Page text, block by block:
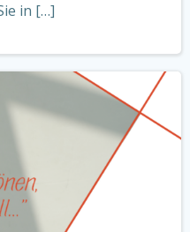
in […]